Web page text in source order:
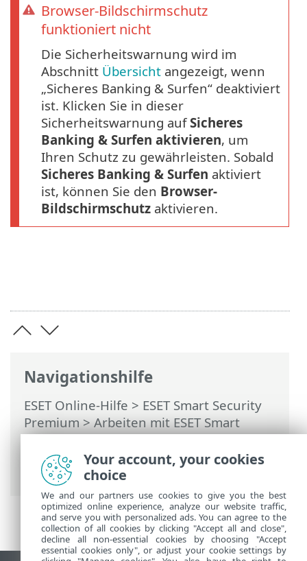
Navigationshilfe
ESET Online-Hilfe > ESET Smart Security
Premium>Arbeiten mit ESET Smart
Security Premium>Einstellungen>
Sicherheits-Tools> Browser-
Bildschirmschutz
Browser-Bildschirmschutz
funktioniert nicht
Die Sicherheitswarnung wird im
Abschnitt Übersicht angezeigt, wenn
„Sicheres Banking & Surfen“ deaktiviert
ist. Klicken Sie in dieser
Sicherheitswarnung aufSicheres
Banking & Surfen aktivieren, um
Ihren Schutz zu gewährleisten. Sobald
Sicheres Banking & Surfen aktiviert
ist, können Sie den Browser-
Bildschirmschutz aktivieren.
Your account, your cookies
choice
We and our partners use cookies to give you the best
optimized online experience, analyze our website traffic,
and serve you with personalized ads. You can agree to the
collection of all cookies by clicking "Accept all and close",
decline all non-essential cookies by choosing "Accept
essential cookies only", or adjust your cookie settings by